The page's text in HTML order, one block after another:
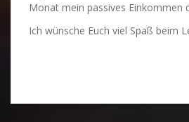
Monat mein passives Einkommen
Ich wünsche Euch viel Spaß beim